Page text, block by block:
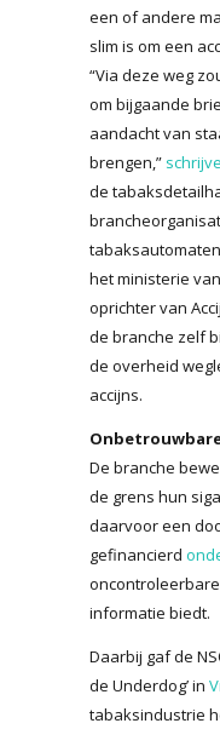
een of andere
slim is om een
“Via deze weg
om bijgaande
aandacht van
brengen,”
de
het ministerie
oprichter van
de branche zelf
de overheid
accijns.
De branche
de grens hun
daarvoor een
gefinancierd
informatie biedt.
Daarbij gaf de
de Underdog’ in
tabaksindustrie